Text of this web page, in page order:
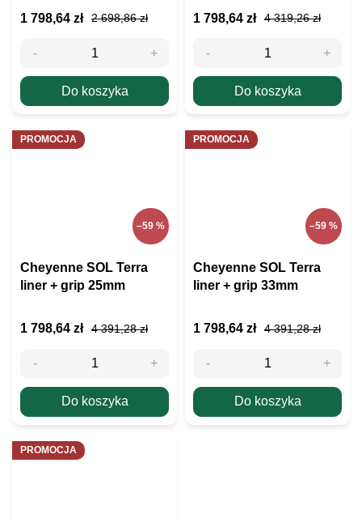
2 698,86 zł
1 798,64 zł
Do koszyka
4 319,26 zł
1 798,64 zł
Do koszyka
PROMOCJA
–59 %
Cheyenne SOL Terra
liner + grip 25mm
4 391,28 zł
1 798,64 zł
Do koszyka
PROMOCJA
–59 %
Cheyenne SOL Terra
liner + grip 33mm
4 391,28 zł
1 798,64 zł
Do koszyka
PROMOCJA